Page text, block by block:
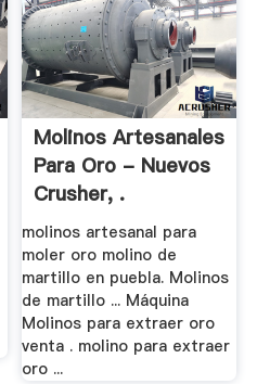
Molinos Artesanales
Para Oro - Nuevos
Crusher, .
molinos artesanal para
moler oro molino de
martillo en puebla. Molinos
de martillo ... Máquina
Molinos para extraer oro
venta . molino para extraer
oro ...